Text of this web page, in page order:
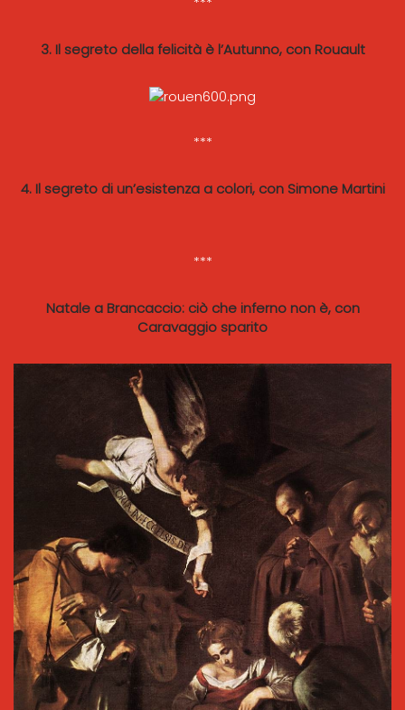
3. Il segreto della felicità è l’Autunno, con Rouault
***
4. Il segreto di un’esistenza a colori, con Simone Martini
***
Natale a Brancaccio: ciò che inferno non è, con
Caravaggio sparito